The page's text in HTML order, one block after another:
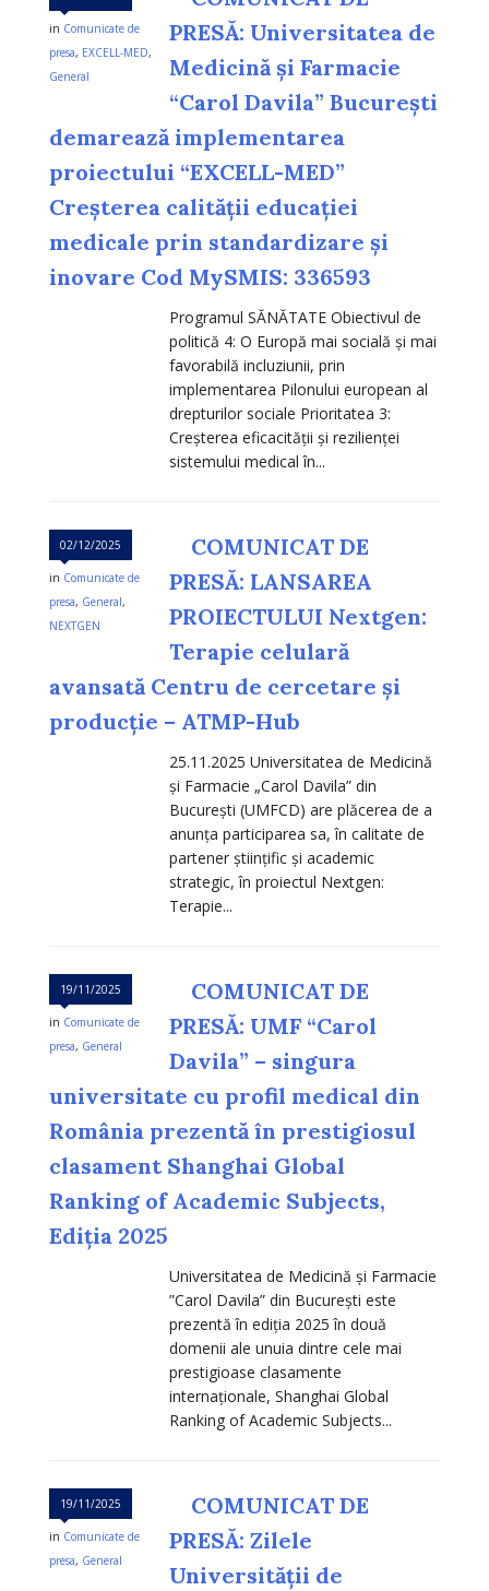
in Comunicate de
presa, EXCELL-MED,
General
PRESĂ: Universitatea de
Medicină și Farmacie
“Carol Davila” București
demarează implementarea
proiectului “EXCELL-MED”
Creșterea calității educației
medicale prin standardizare și
inovare Cod MySMIS: 336593
Programul SĂNĂTATE Obiectivul de
politică 4: O Europă mai socială și mai
favorabilă incluziunii, prin
implementarea Pilonului european al
drepturilor sociale Prioritatea 3:
Creșterea eficacității și rezilienței
sistemului medical în...
02/12/2025
in Comunicate de
presa, General,
NEXTGEN
COMUNICAT DE
PRESĂ: LANSAREA
PROIECTULUI Nextgen:
Terapie celulară
avansată Centru de cercetare și
producție – ATMP-Hub
25.11.2025 Universitatea de Medicină
și Farmacie „Carol Davila” din
București (UMFCD) are plăcerea de a
anunța participarea sa, în calitate de
partener științific și academic
strategic, în proiectul Nextgen:
Terapie...
19/11/2025
in Comunicate de
presa, General
COMUNICAT DE
PRESĂ: UMF “Carol
Davila” – singura
universitate cu profil medical din
România prezentă în prestigiosul
clasament Shanghai Global
Ranking of Academic Subjects,
Ediția 2025
Universitatea de Medicină și Farmacie
”Carol Davila” din București este
prezentă în ediția 2025 în două
domenii ale unuia dintre cele mai
prestigioase clasamente
internaționale, Shanghai Global
Ranking of Academic Subjects...
19/11/2025
in Comunicate de
presa, General
COMUNICAT DE
PRESĂ: Zilele
Universității de